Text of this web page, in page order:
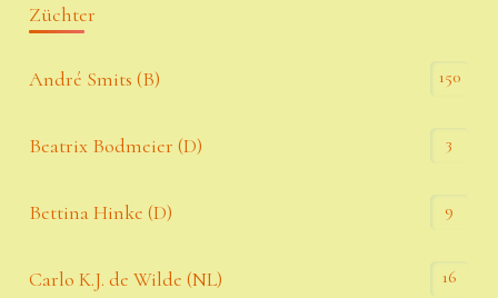
Züchter
André Smits (B) 150
Beatrix Bodmeier (D) 3
Bettina Hinke (D) 9
Carlo K.J. de Wilde (NL) 16